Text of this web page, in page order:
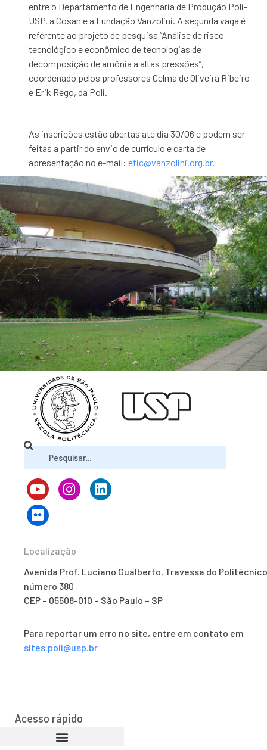
entre o Departamento de Engenharia de Produção Poli-
USP, a Cosan e a Fundação Vanzolini. A segunda vaga é
referente ao projeto de pesquisa “Análise de risco
tecnológico e econômico de tecnologias de
decomposição de amônia a altas pressões”,
coordenado pelos professores Celma de Oliveira Ribeiro
e Erik Rego, da Poli.
As inscrições estão abertas até dia 30/06 e podem ser
feitas a partir do envio de currículo e carta de
apresentação no e-mail:etic@vanzolini.org.br.
Localização
Avenida Prof. Luciano Gualberto, Travessa do
número 380
CEP – 05508-010 – São Paulo – SP
Para reportar um erro no site, entre em contato em
sites.poli@usp.br
Acesso rápido